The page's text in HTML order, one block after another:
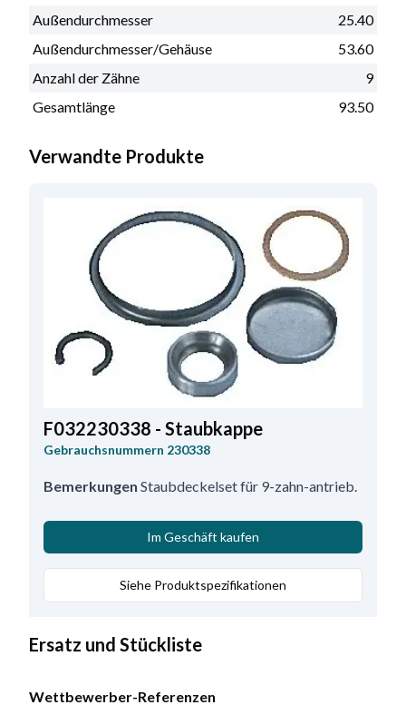
Außendurchmesser
25.40
Außendurchmesser/Gehäuse
53.60
Anzahl der Zähne
9
Gesamtlänge
93.50
Verwandte Produkte
F032230338 - Staubkappe
Gebrauchsnummern 230338
Bemerkungen Staubdeckelset für 9-zahn-antrieb.
Im Geschäft kaufen
Siehe Produktspezifikationen
Ersatz und Stückliste
Wettbewerber-Referenzen